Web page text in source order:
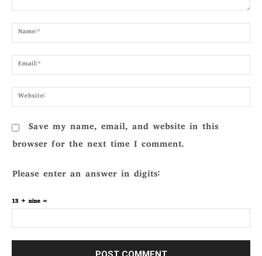
Save my name, email, and website in this
browser for the next time I comment.
Please enter an answer in digits:
13 + nine =